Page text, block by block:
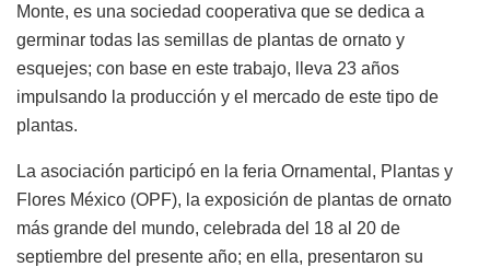
Monte, es una sociedad cooperativa que se dedica a
germinar todas las semillas de plantas de ornato y
esquejes; con base en este trabajo, lleva 23 años
impulsando la producción y el mercado de este tipo de
plantas.
La asociación participó en la feria Ornamental, Plantas y
Flores México (OPF), la exposición de plantas de ornato
más grande del mundo, celebrada del 18 al 20 de
septiembre del presente año; en ella, presentaron su